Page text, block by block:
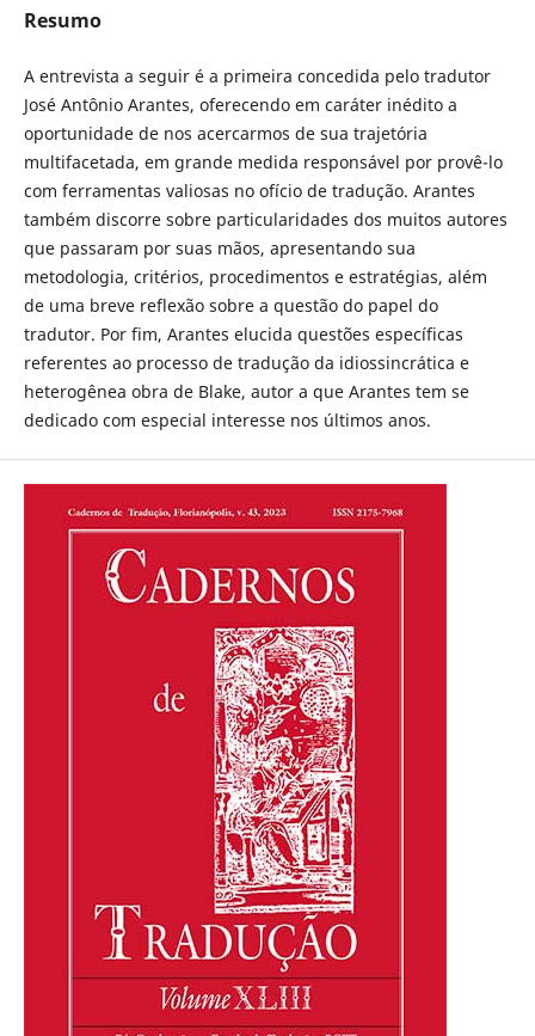
Resumo
A entrevista a seguir é a primeira concedida pelo tradutor
José Antônio Arantes, oferecendo em caráter inédito a
oportunidade de nos acercarmos de sua trajetória
multifacetada, em grande medida responsável por provê-lo
com ferramentas valiosas no ofício de tradução. Arantes
também discorre sobre particularidades dos muitos autores
que passaram por suas mãos, apresentando sua
metodologia, critérios, procedimentos e estratégias, além
de uma breve reflexão sobre a questão do papel do
tradutor. Por fim, Arantes elucida questões específicas
referentes ao processo de tradução da idiossincrática e
heterogênea obra de Blake, autor a que Arantes tem se
dedicado com especial interesse nos últimos anos.